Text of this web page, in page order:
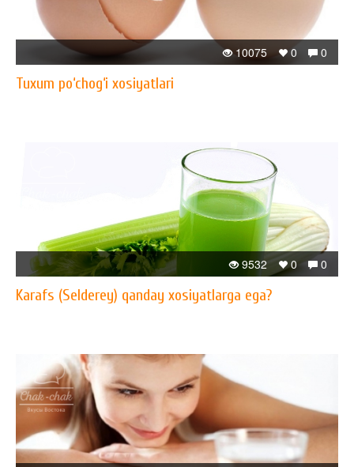
0
0
10075
Tuxum po‘chog‘i xosiyatlari
0
0
9532
Karafs (Selderey) qanday xosiyatlarga ega?